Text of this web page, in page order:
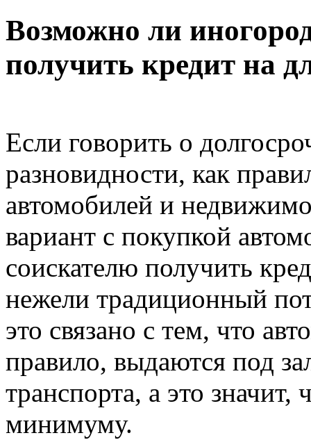
Возможно ли
получить кредит на
Если говорить о
разновидности, как
автомобилей и
вариант с покупкой
соискателю получить
нежели традиционный
это связано с тем, что
правило, выдаются под
транспорта, а это
минимуму.